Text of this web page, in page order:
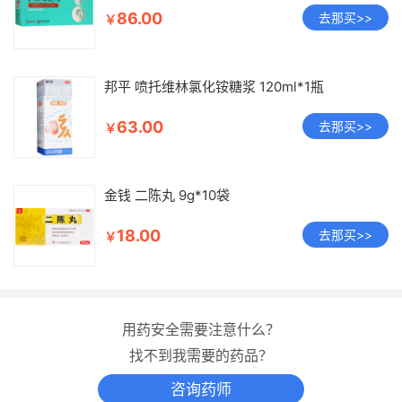
￥86.00 去那买>>
邦平 喷托维林氯化铵糖浆 120ml*1瓶
￥63.00 去那买>>
金钱 二陈丸 9g*10袋
￥18.00 去那买>>
用药安全需要注意什么？
找不到我需要的药品？
咨询药师